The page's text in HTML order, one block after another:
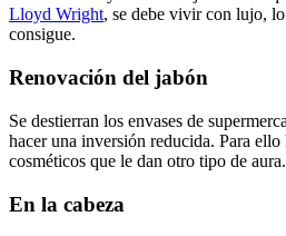
Lloyd Wright, se debe vivir con lujo,
consigue.
Renovación del jabón
Se destierran los envases de
hacer una inversión reducida. Para
cosméticos que le dan otro tipo de aura.
En la cabeza